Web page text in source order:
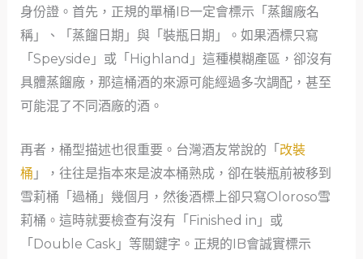
身份證。首先，正規的單桶IB一定會標示「蒸餾廠名
稱」、「蒸餾日期」與「裝瓶日期」。如果酒標只寫
「Speyside」或「Highland」這種模糊產區，卻沒有
具體蒸餾廠，那這桶酒的來源可能經過多次調配，甚至
可能混了不同酒廠的酒。
再者，桶型描述也很重要。台灣酒友常說的「 改裝
桶 」，往往是指本來是波本桶熟成，卻在裝瓶前被移到
雪莉桶「過桶」幾個月，然後酒標上卻只寫Oloroso雪
莉桶。這時就要檢查有沒有「Finished in」或
「Double Cask」等關鍵字。正規的IB會誠實標示